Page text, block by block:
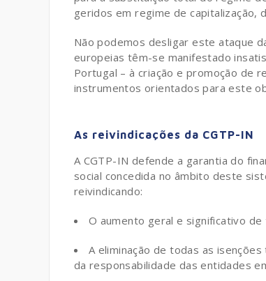
geridos em regime de capitalização,
Não podemos desligar este ataque
europeias têm-se manifestado
Portugal – à criação e promoção de
instrumentos orientados para este
As reivindicações da CGTP-IN
A CGTP-IN defende a garantia do
social concedida no âmbito deste
reivindicando:
O aumento geral e significativo
A eliminação de todas as
da responsabilidade das entidades